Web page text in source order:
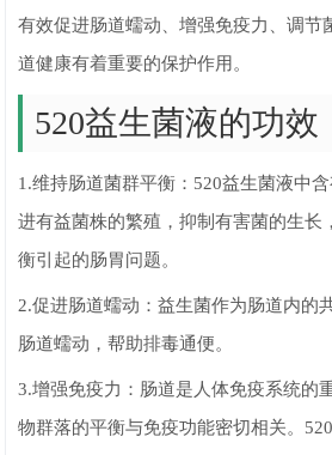
有效促进肠道蠕动、增强免疫力、调节
道健康有着重要的保护作用。
520益生菌液的功效
1.维持肠道菌群平衡：520益生菌液中
进有益菌株的繁殖，抑制有害菌的生长
衡引起的肠胃问题。
2.促进肠道蠕动：益生菌作为肠道内的
肠道蠕动，帮助排毒通便。
3.增强免疫力：肠道是人体免疫系统的
物群落的平衡与免疫功能密切相关。